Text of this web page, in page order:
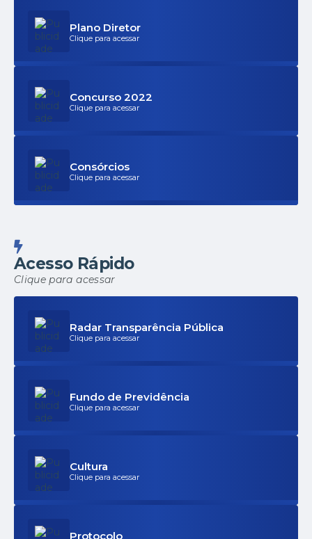
Plano Diretor
Clique para acessar
Concurso 2022
Clique para acessar
Consórcios
Clique para acessar
Acesso Rápido
Clique para acessar
Radar Transparência Pública
Clique para acessar
Fundo de Previdência
Clique para acessar
Cultura
Clique para acessar
Protocolo